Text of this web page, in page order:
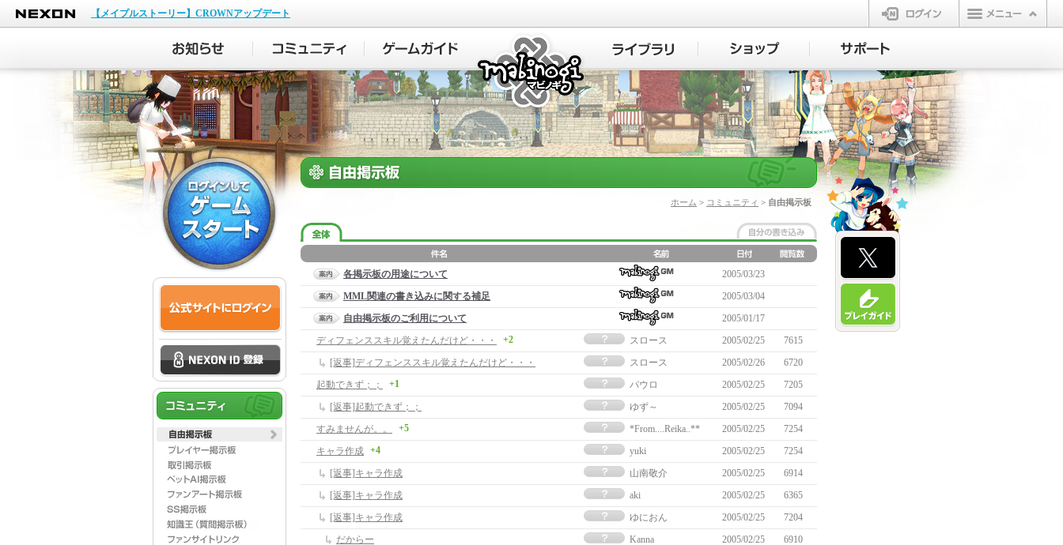
NEXON
【メイプルストーリー】CROWNアップデート
ログイン
マビノギ
ホーム > コミュニティ > 自由掲示板
各掲示板の用途について
2005/03/23
MML関連の書き込みに関する補足
2005/03/04
自由掲示板のご利用について
2005/01/17
ディフェンススキル覚えたんだけど・・・
+2 スロース 2005/02/25
7615
[返事]ディフェンススキル覚えたんだけど・・・
スロース 2005/02/26
6720
起動できず；；
+1 パウロ 2005/02/25
7205
[返事]起動できず；；
ゆず～ 2005/02/25
7094
すみませんが。。
+5 *From....Reika..** 2005/02/25
7254
キャラ作成 +4 yuki 2005/02/25
7254
[返事]キャラ作成
山南敬介 2005/02/25
6914
[返事]キャラ作成
aki 2005/02/25
6365
[返事]キャラ作成
ゆにおん 2005/02/25
7204
だからー
Kanna 2005/02/25
6910